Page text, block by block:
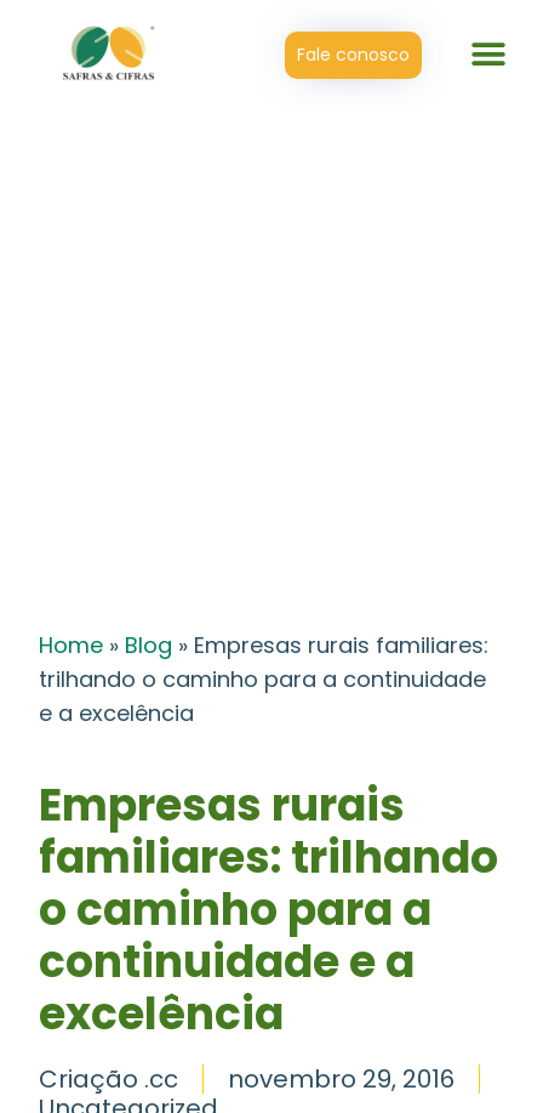
Fale conosco
Home » Blog » Empresas rurais familiares:
trilhando o caminho para a continuidade
e a excelência
Empresas rurais
familiares: trilhando
o caminho para a
continuidade e a
excelência
Criação .cc
novembro 29, 2016